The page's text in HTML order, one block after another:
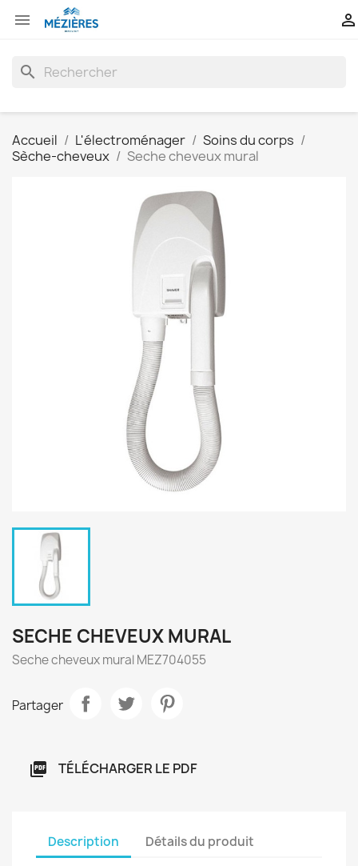
 
search
Accueil L'électroménager
Soins du corps
Sèche-cheveux
Seche cheveux mural
SECHE CHEVEUX MURAL
Seche cheveux mural MEZ704055
Partager
 TÉLÉCHARGER LE PDF
Description Détails du produit